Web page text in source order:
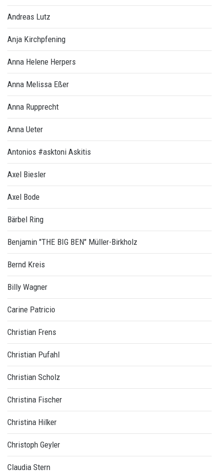
Andreas Lutz
Anja Kirchpfening
Anna Helene Herpers
Anna Melissa Eßer
Anna Rupprecht
Anna Ueter
Antonios #asktoni Askitis
Axel Biesler
Axel Bode
Bärbel Ring
Benjamin "THE BIG BEN" Müller-Birkholz
Bernd Kreis
Billy Wagner
Carine Patricio
Christian Frens
Christian Pufahl
Christian Scholz
Christina Fischer
Christina Hilker
Christoph Geyler
Claudia Stern